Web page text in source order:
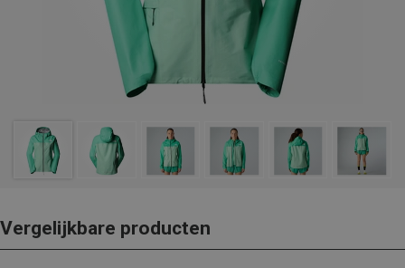
Vergelijkbare producten